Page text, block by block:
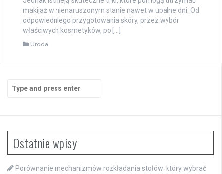
makijaż w nienaruszonym stanie nawet w upalne dni. Od
odpowiedniego przygotowania skóry, przez wybór
właściwych kosmetyków, po […]
Uroda
Search
for:
Ostatnie wpisy
Porównanie mechanizmów rozkładania stołów: który wybrać